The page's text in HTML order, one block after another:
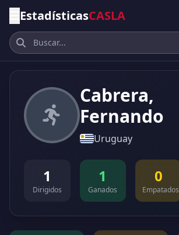
EstadísticasCASLA
Cabrera,
Fernando
Uruguay
1
Dirigidos
1
Ganados
0
Empatados